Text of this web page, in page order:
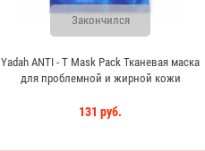
Закончился
Yadah ANTI - T Mask Pack Тканевая маска
для проблемной и жирной кожи
131 руб.